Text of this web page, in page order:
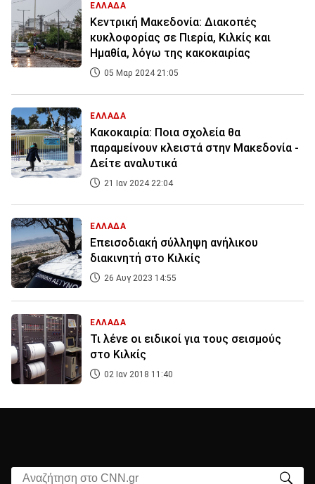
ΕΛΛΑΔΑ
Κεντρική Μακεδονία: Διακοπές
κυκλοφορίας σε Πιερία, Κιλκίς και
Ημαθία, λόγω της κακοκαιρίας
05 Μαρ 2024 21:05
ΕΛΛΑΔΑ
Κακοκαιρία: Ποια σχολεία θα
παραμείνουν κλειστά στην Μακεδονία -
Δείτε αναλυτικά
21 Ιαν 2024 22:04
ΕΛΛΑΔΑ
Επεισοδιακή σύλληψη ανήλικου
διακινητή στο Κιλκίς
26 Αυγ 2023 14:55
ΕΛΛΑΔΑ
Τι λένε οι ειδικοί για τους σεισμούς
στο Κιλκίς
02 Ιαν 2018 11:40
Αναζήτηση στο CNN.gr